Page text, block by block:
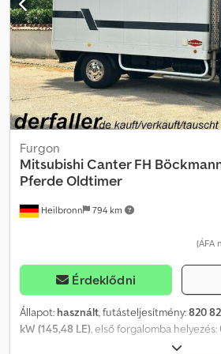
Heilbronn 794 km
Furgon
MitsubishiCanter FH
Pferde Oldtimer
(ÁFA
Érdeklődni
Állapot: használt, futásteljesítmény:820
kW (145,48 LE), első forgalomba helyezés:
, össztömeg: